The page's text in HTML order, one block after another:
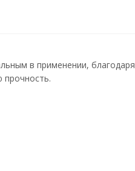
в применении, благодаря
прочность.